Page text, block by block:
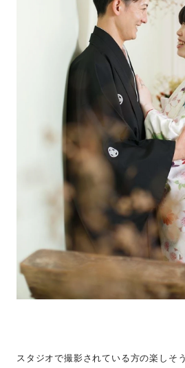
スタジオで撮影されている方の楽しそ